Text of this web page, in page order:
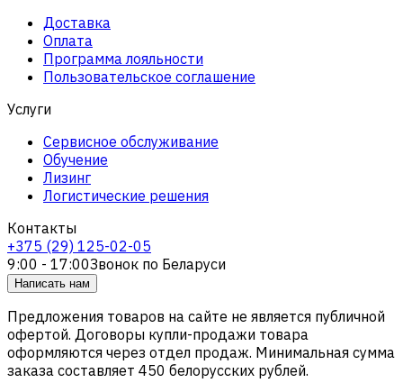
Доставка
Оплата
Программа лояльности
Пользовательское соглашение
Услуги
Сервисное обслуживание
Обучение
Лизинг
Логистические решения
Контакты
+375 (29) 125-02-05
9:00 - 17:00Звонок по Беларуси
Написать нам
Предложения товаров на сайте не является публичной
офертой. Договоры купли-продажи товара
оформляются через отдел продаж. Минимальная сумма
заказа составляет 450 белорусских рублей.